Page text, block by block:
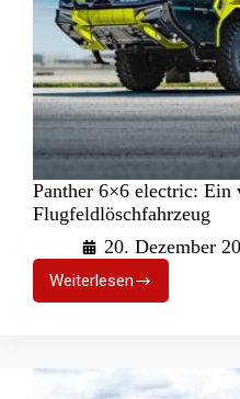
Panther 6×6 electric: Ein
Flugfeldlöschfahrzeug
20. Dezember
Weiterlesen
Panther
6×6